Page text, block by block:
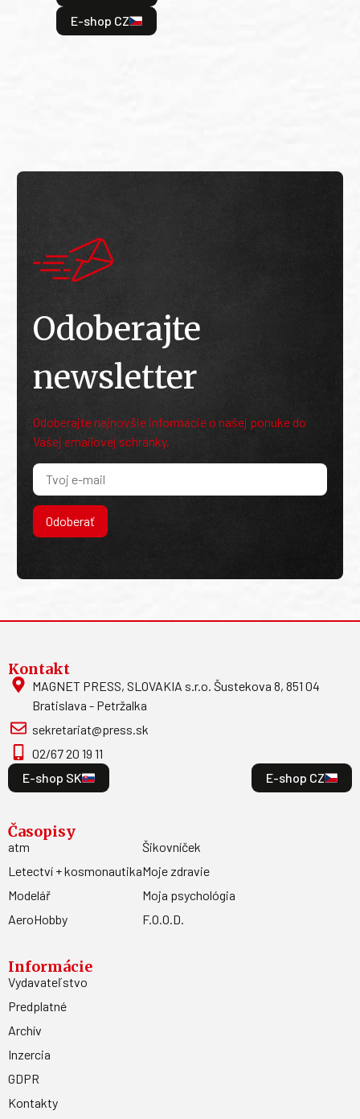
E-shop CZ
Odoberajte
newsletter
Odoberajte najnovšie informácie o našej ponuke do
Vašej emailovej schránky.
Odoberať
Kontakt
MAGNET PRESS, SLOVAKIA s.r.o. Šustekova 8, 851 04
Bratislava - Petržalka
sekretariat@press.sk
02/67 20 19 11
E-shop SK
E-shop CZ
Časopisy
atm
Letectví + kosmonautika
Modelář
AeroHobby
Šikovníček
Moje zdravie
Moja psychológia
F.O.O.D.
Informácie
Vydavateľstvo
Predplatné
Archív
Inzercia
GDPR
Kontakty